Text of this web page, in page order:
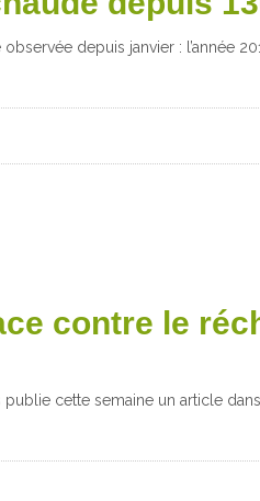
depuis janvier : l’année
contre le
cette semaine un article